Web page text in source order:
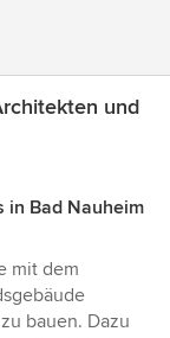
und
in Bad Nauheim
mit dem
bauen. Dazu